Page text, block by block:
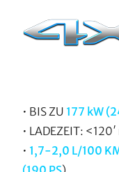
• BIS ZU 177 kW
• LADEZEIT:
• 1,7-2,0 L/100